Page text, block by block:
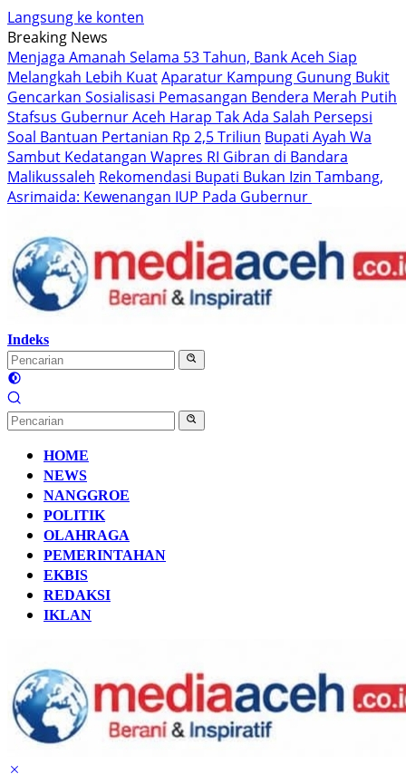
Langsung ke konten
Breaking News
Menjaga Amanah Selama 53 Tahun, Bank Aceh Siap
Melangkah Lebih KuatAparatur Kampung Gunung Bukit
Gencarkan Sosialisasi Pemasangan Bendera Merah Putih
Stafsus Gubernur Aceh Harap Tak Ada Salah Persepsi
Soal Bantuan Pertanian Rp 2,5 Triliun Bupati Ayah Wa
Sambut Kedatangan Wapres RI Gibran di Bandara
Malikussaleh Rekomendasi Bupati Bukan Izin Tambang,
Asrimaida: Kewenangan IUP Pada Gubernur
Indeks
HOME
NEWS
NANGGROE
POLITIK
OLAHRAGA
PEMERINTAHAN
EKBIS
REDAKSI
IKLAN